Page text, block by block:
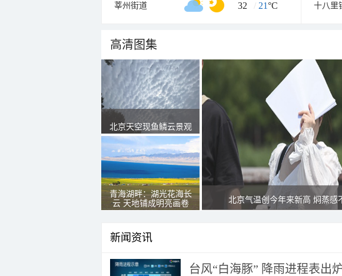
莘州街道 32 / 21°C 十八里
高清图集
北京天空现鱼鳞云景观
青海湖畔：湖光花海长
云 天地铺成明亮画卷
北京气温创今年来新高 焖蒸感
新闻资讯
台风“白海豚” 降雨进程表出